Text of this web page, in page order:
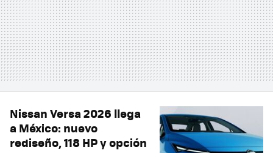
Nissan Versa 2026 llega
a México: nuevo
rediseño, 118 HP y opción